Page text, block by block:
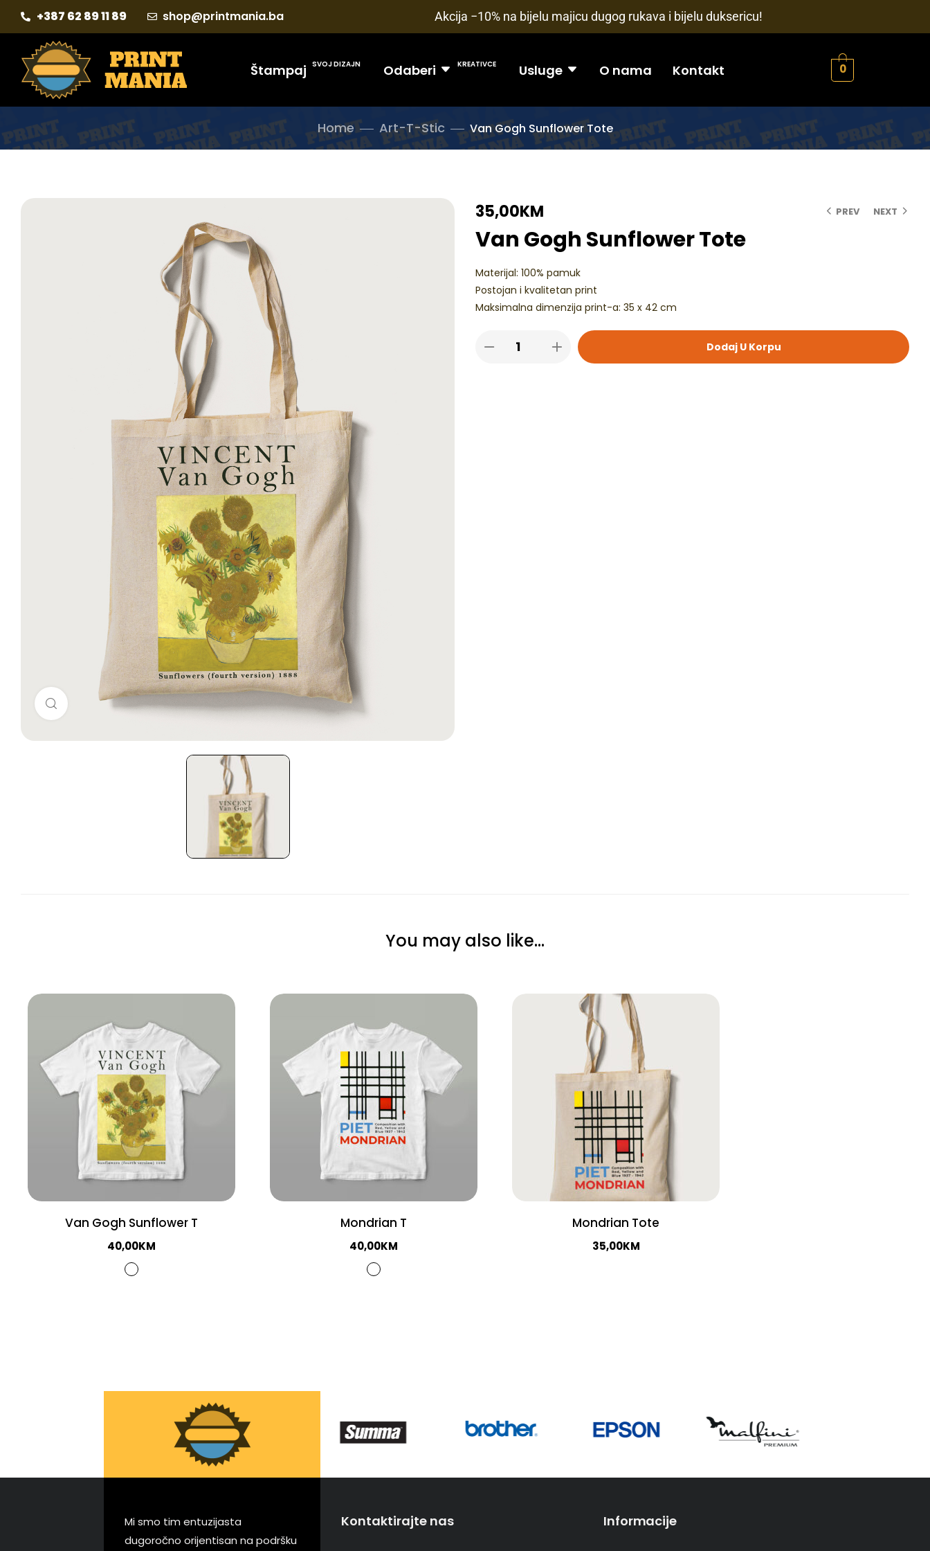
+387 62 89 11 89 shop@printmania.ba Akcija −10% na bijelu majicu dugog rukava i bijelu duksericu!
Štampaj SVOJ DIZAJN Odaberi KREATIVCE Usluge O nama Kontakt 0
Home Art-T-Stic Van Gogh Sunflower Tote
Click to enlarge
PREV NEXT
35,00KM
Van Gogh Sunflower Tote
Materijal: 100% pamuk
Postojan i kvalitetan print
Maksimalna dimenzija print-a: 35 x 42 cm
Dodaj U Korpu
You may also like…
Van Gogh Sunflower T
40,00KM
Mondrian T
40,00KM
Mondrian Tote
35,00KM
Mi smo tim entuzijasta
dugoročno orijentisan na podršku
Kontaktirajte nas Informacije